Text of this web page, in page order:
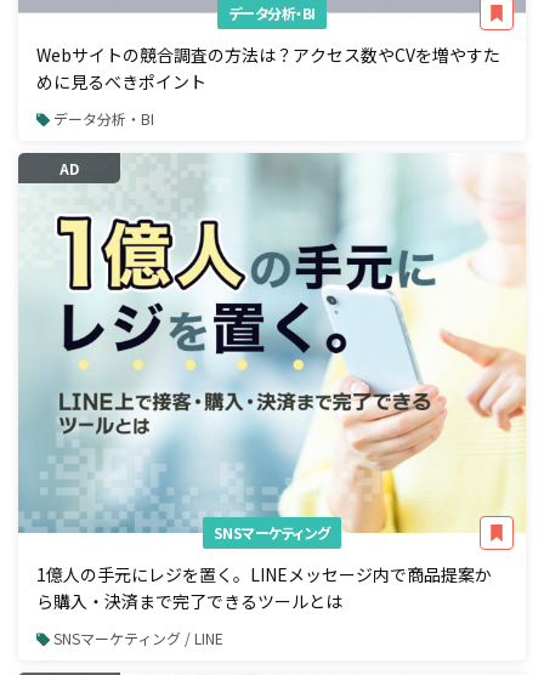
データ分析・BI
Webサイトの競合調査の方法は？アクセス数やCVを増やすた
めに見るべきポイント
データ分析・BI
AD
SNSマーケティング
1億人の手元にレジを置く。LINEメッセージ内で商品提案か
ら購入・決済まで完了できるツールとは
SNSマーケティング / LINE